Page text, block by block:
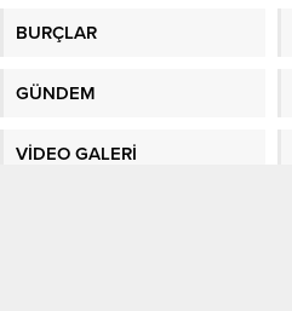
BURÇLAR
GÜNDEM
VİDEO GALERİ